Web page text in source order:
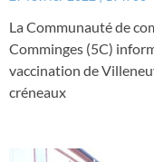
La Communauté de
Comminges (5C)
vaccination de
créneaux